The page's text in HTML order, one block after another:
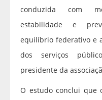
conduzida com
estabilidade e
equilíbrio federativo e
dos serviços
presidente da
O estudo conclui que